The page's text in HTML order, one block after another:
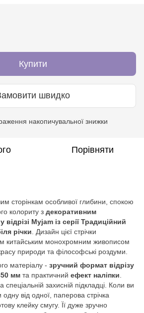
Купити
швидко
накопичувальної знижки
Порівняти
сторінкам особливої глибини, спокою
колориту з декоративним
Myjam із серії Традиційний
річки . Дизайн цієї стрічки
китайським монохромним живописом
природи та філософські роздуми.
матеріалу - зручний формат відрізу
мм та практичний ефект наліпки
захисній підкладці. Коли ви
одну від одної, паперова стрічка
клейку смугу. Її дуже зручно